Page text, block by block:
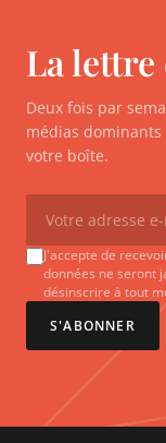
La lettre
Deux fois par
médias
votre boîte.
J'accepte de
données ne seront
désinscrire à tout
S'ABONNER